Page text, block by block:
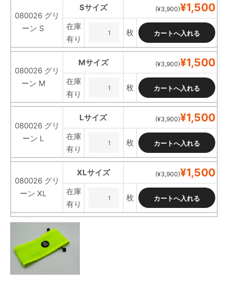
080026 グリ
ーン S
Sサイズ (¥3,900)¥1,500
在庫
有り
枚
080026 グリ
ーン M
Mサイズ (¥3,900)¥1,500
在庫
有り
枚
080026 グリ
ーン L
Lサイズ (¥3,900)¥1,500
在庫
有り
枚
080026 グリ
ーン XL
XLサイズ (¥3,900)¥1,500
在庫
有り
枚